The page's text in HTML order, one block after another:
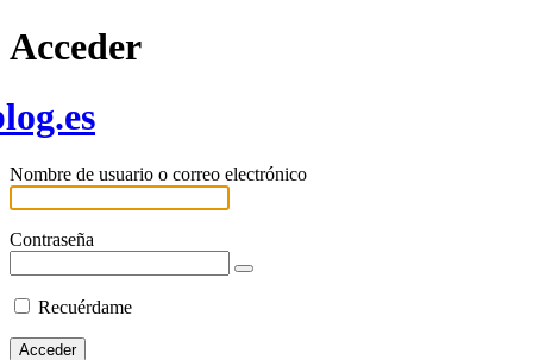
Acceder
Nombre de usuario o correo electrónico
Contraseña
Recuérdame